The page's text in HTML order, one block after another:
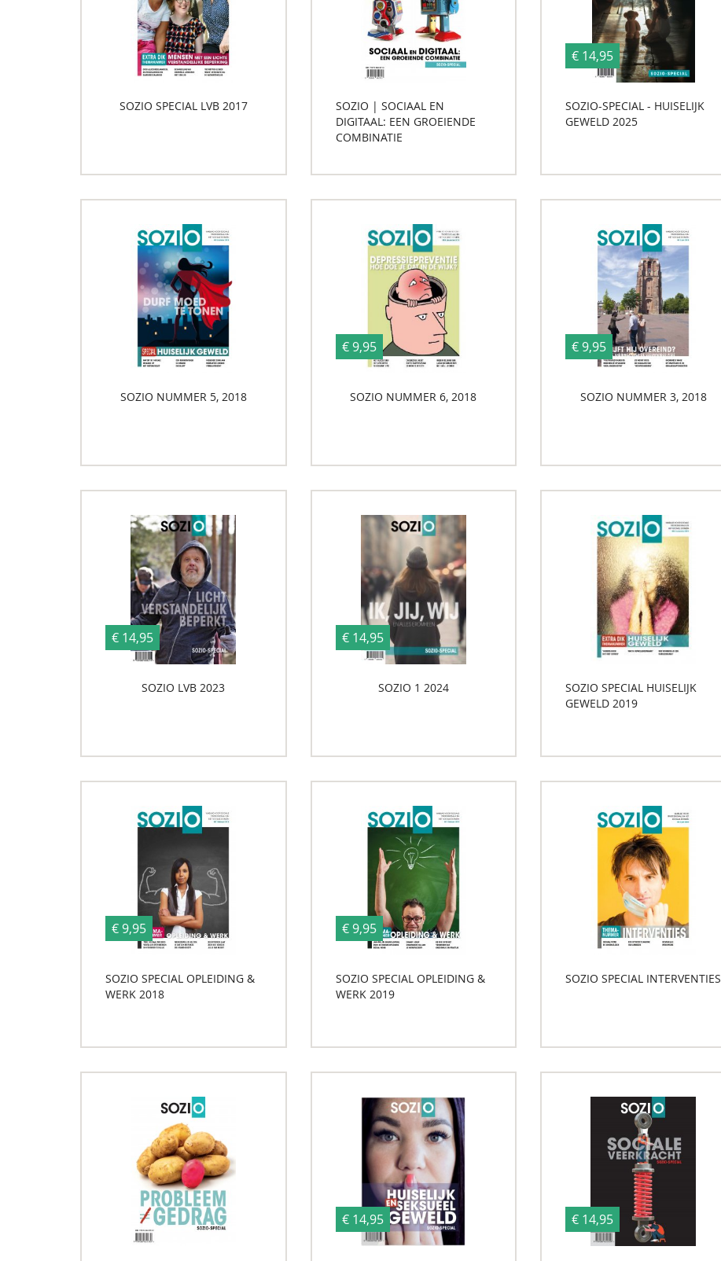
SOZIO SPECIAL LVB 2017
SOZIO | SOCIAAL EN
DIGITAAL: EEN GROEIENDE
COMBINATIE
€ 14,95
SOZIO-SPECIAL - HUISELIJK
GEWELD 2025
SOZIO NUMMER 5, 2018
€ 9,95
SOZIO NUMMER 6, 2018
€ 9,95
SOZIO NUMMER 3, 2018
€ 14,95
SOZIO LVB 2023
€ 14,95
SOZIO 1 2024
SOZIO SPECIAL HUISELIJK
GEWELD 2019
€ 9,95
SOZIO SPECIAL OPLEIDING &
WERK 2018
€ 9,95
SOZIO SPECIAL OPLEIDING &
WERK 2019
SOZIO SPECIAL INTERVENTIES
€ 14,95 € 14,95